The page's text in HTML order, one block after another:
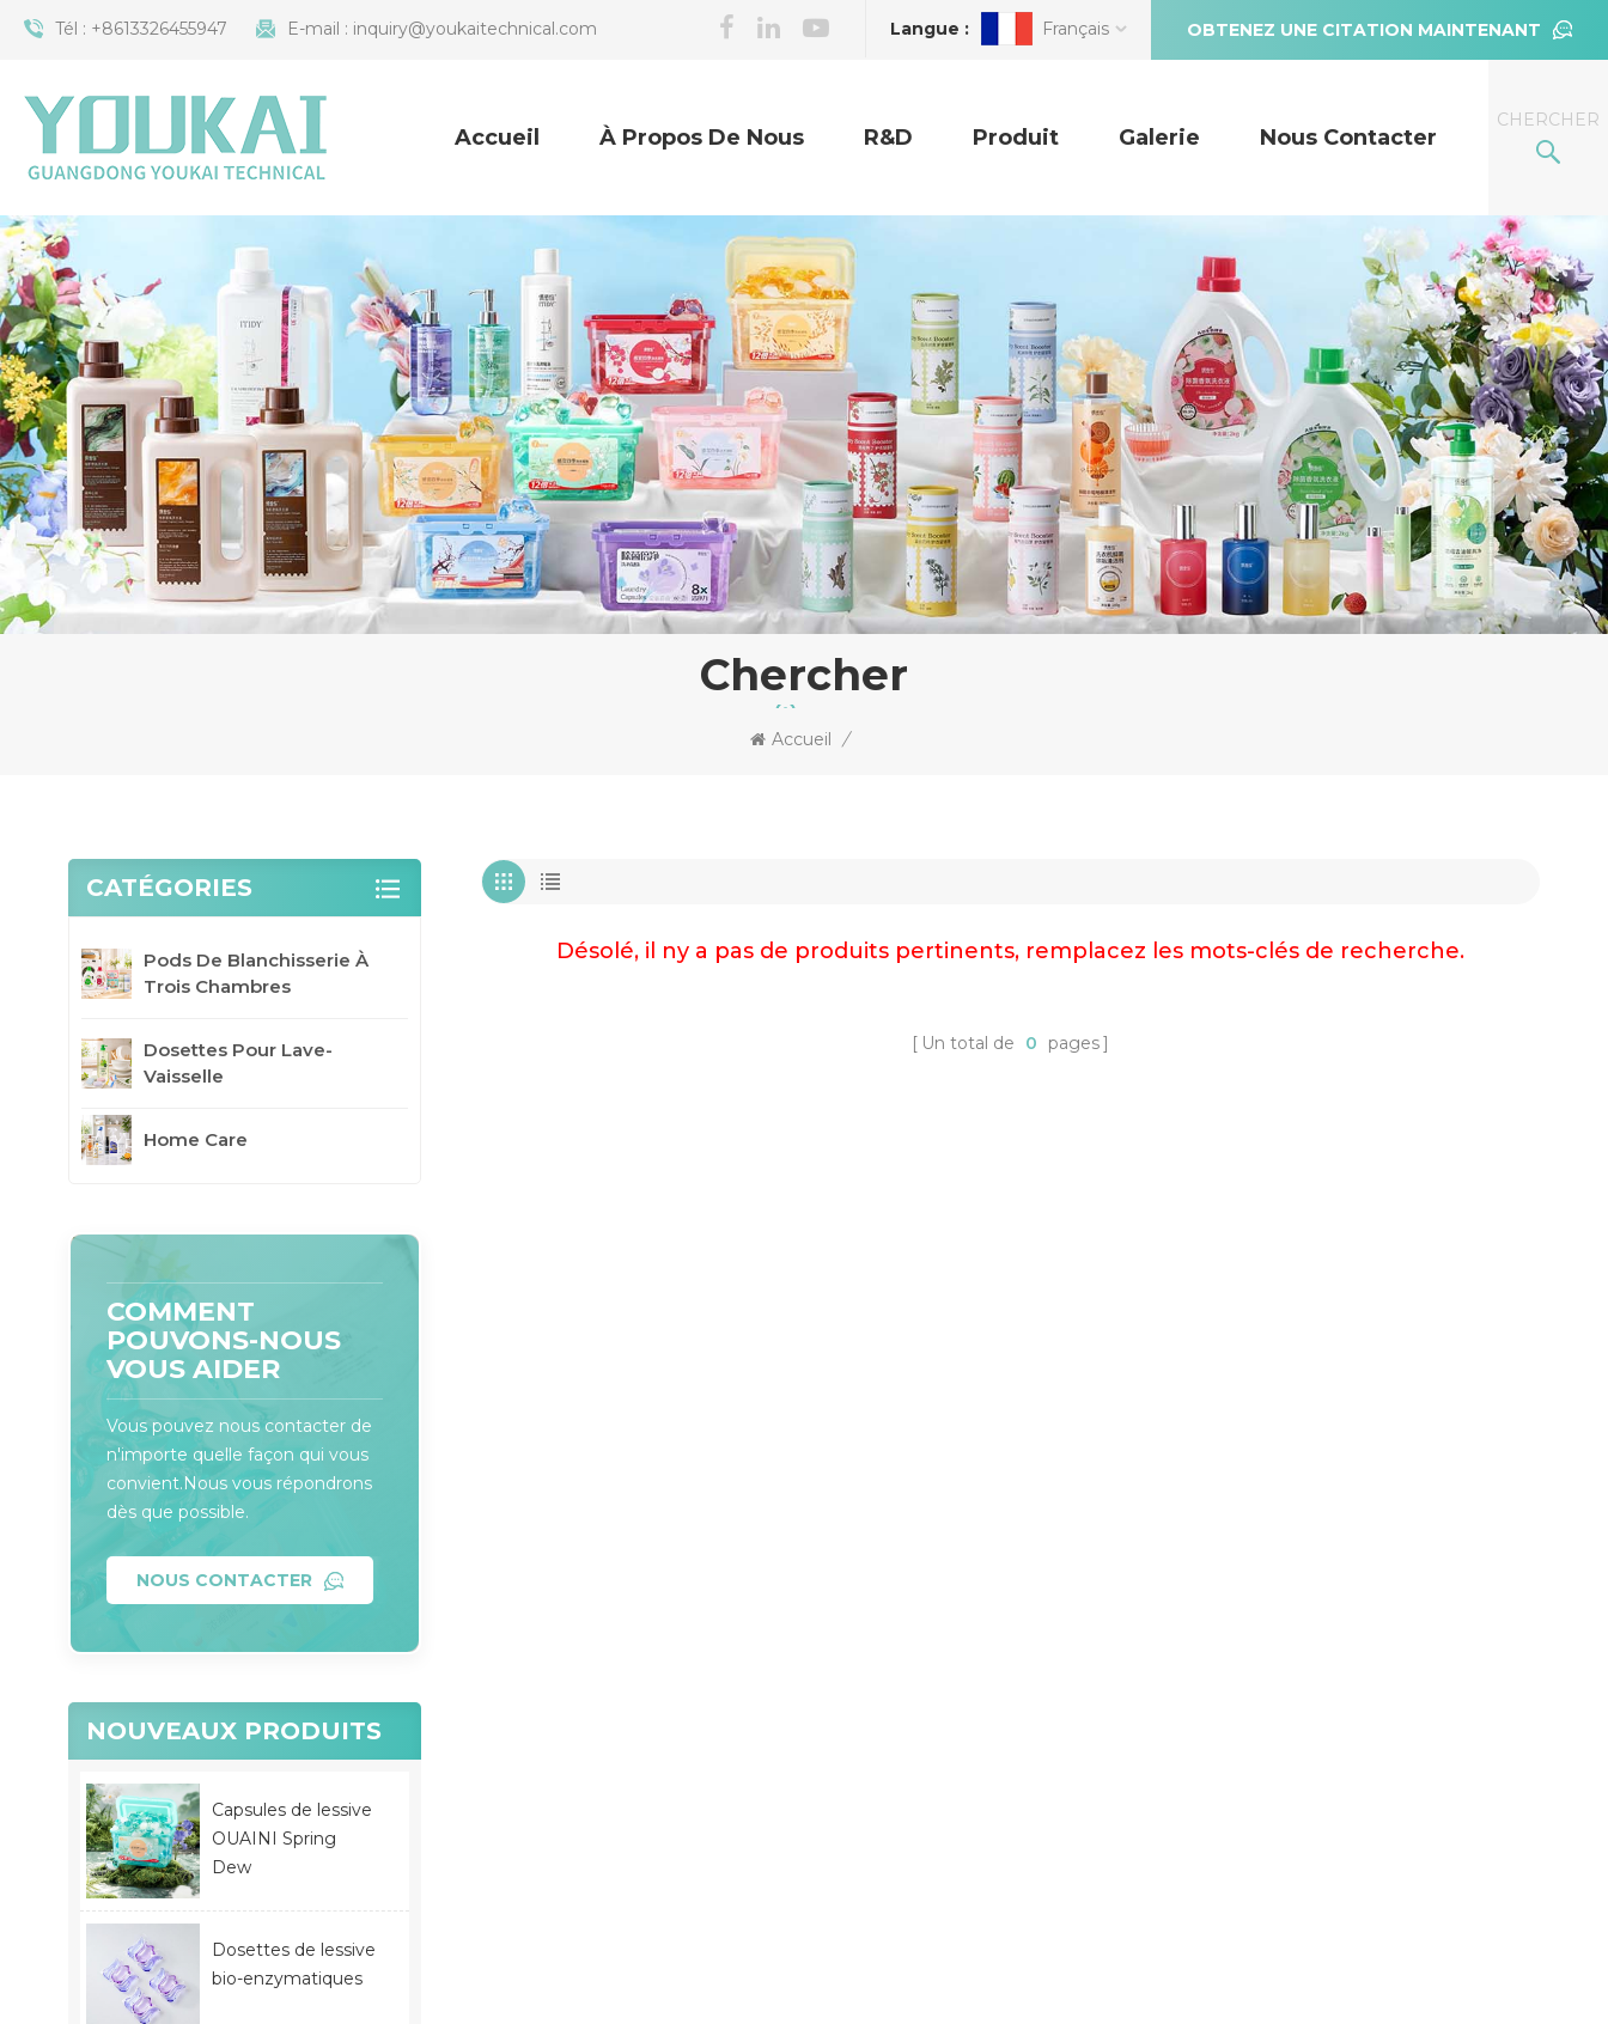
Tél : +8613326455947 E-mail : inquiry@youkaitechnical.com OBTENEZ UNE CITATION MAINTENANT
Langue : Français
CHERCHER
Accueil À Propos De Nous R&D Produit Galerie Nous Contacter
Chercher
Accueil /
Désolé, il ny a pas de produits pertinents, remplacez les mots-clés de recherche.
Un total de 0 pages
CATÉGORIES
Pods De Blanchisserie À
Trois Chambres
Dosettes Pour Lave-
Vaisselle
Home Care
COMMENT
POUVONS-NOUS
VOUS AIDER
Vous pouvez nous contacter de
n'importe quelle façon qui vous
convient.Nous vous répondrons
dès que possible.
NOUS CONTACTER
NOUVEAUX PRODUITS
Capsules de lessive
OUAINI Spring
Dew
Dosettes de lessive
bio-enzymatiques